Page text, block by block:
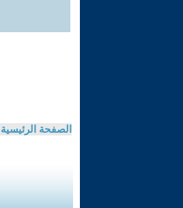
الصفحة الرئيسية